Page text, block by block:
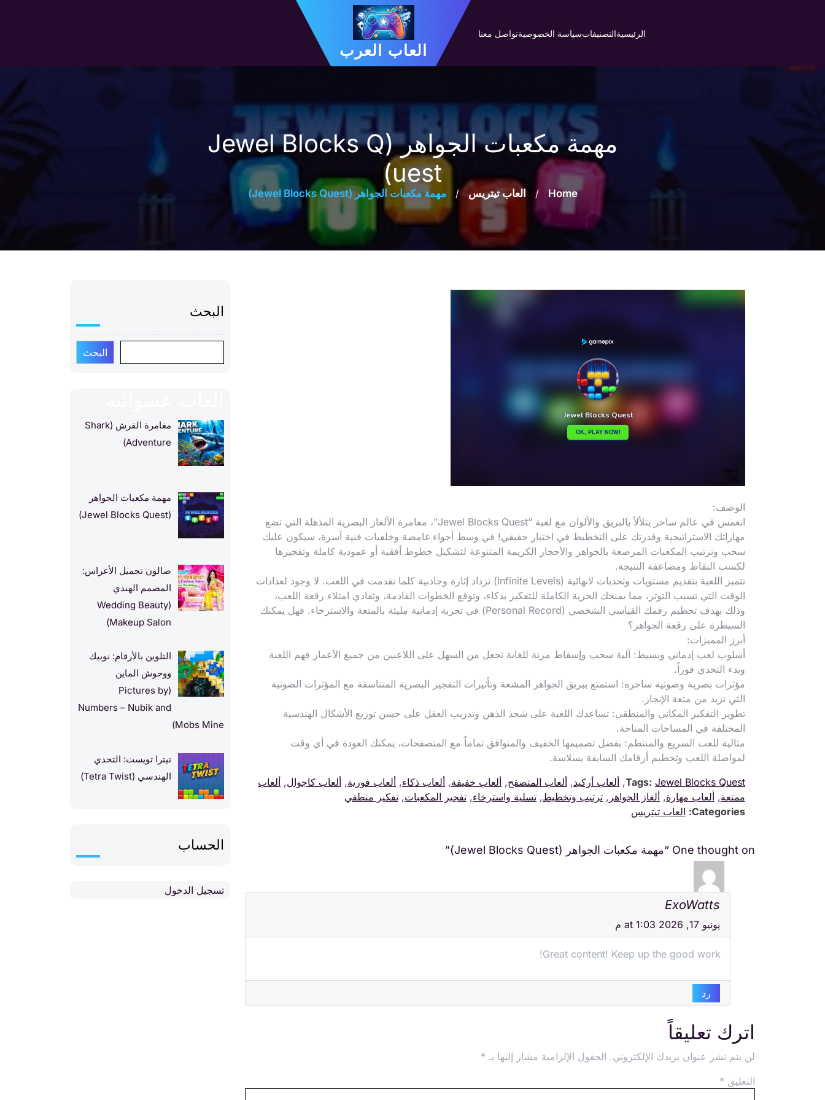
الرئيسيةالتصنيفاتسياسة الخصوصيةتواصل معنا
العاب العرب
مهمة مكعبات الجواهر (Jewel Blocks Q
uest)
Home
/ العاب تيتريس / مهمة مكعبات الجواهر (Jewel Blocks Quest)
الوصف:
انغمس في عالم ساحر يتلألأ بالبريق والألوان مع لعبة “Jewel Blocks Quest”، مغامرة الألغاز البصرية المذهلة التي تضع
مهاراتك الاستراتيجية وقدرتك على التخطيط في اختبار حقيقي! في وسط أجواء غامضة وخلفيات فنية آسرة، سيكون عليك
سحب وترتيب المكعبات المرصعة بالجواهر والأحجار الكريمة المتنوعة لتشكيل خطوط أفقية أو عمودية كاملة وتفجيرها
لكسب النقاط ومضاعفة النتيجة.
تتميز اللعبة بتقديم مستويات وتحديات لانهائية (Infinite Levels) تزداد إثارة وجاذبية كلما تقدمت في اللعب. لا وجود لعدادات
الوقت التي تسبب التوتر، مما يمنحك الحرية الكاملة للتفكير بذكاء، وتوقع الخطوات القادمة، وتفادي امتلاء رقعة اللعب،
وذلك بهدف تحطيم رقمك القياسي الشخصي (Personal Record) في تجربة إدمانية مليئة بالمتعة والاسترخاء. فهل يمكنك
السيطرة على رقعة الجواهر؟
أبرز المميزات:
أسلوب لعب إدماني وبسيط: آلية سحب وإسقاط مرنة للغاية تجعل من السهل على اللاعبين من جميع الأعمار فهم اللعبة
وبدء التحدي فوراً.
مؤثرات بصرية وصوتية ساحرة: استمتع ببريق الجواهر المشعة وتأثيرات التفجير البصرية المتناسقة مع المؤثرات الصوتية
التي تزيد من متعة الإنجاز.
تطوير التفكير المكاني والمنطقي: تساعدك اللعبة على شحذ الذهن وتدريب العقل على حسن توزيع الأشكال الهندسية
المختلفة في المساحات المتاحة.
مثالية للعب السريع والمنتظم: بفضل تصميمها الخفيف والمتوافق تماماً مع المتصفحات، يمكنك العودة في أي وقت
لمواصلة اللعب وتحطيم أرقامك السابقة بسلاسة.
Tags: Jewel Blocks Quest
, ألعاب أركيد, ألعاب المتصفح, ألعاب خفيفة, ألعاب ذكاء, ألعاب فورية, ألعاب كاجوال, ألعاب
ممتعة, ألعاب مهارة, ألغاز الجواهر , ترتيب وتخطيط, تسلية واسترخاء, تفجير المكعبات, تفكير منطقي
Categories: العاب تيتريس
One thought on “مهمة مكعبات الجواهر (Jewel Blocks Quest)”
ExoWatts
يونيو 17, 2026 at 1:03 م
Great content! Keep up the good work!
رد
اترك تعليقاً
لن يتم نشر عنوان بريدك الإلكتروني. الحقول الإلزامية مشار إليها بـ *
التعليق *
البحث
البحث
مغامرة القرش (Shark
Adventure)
مهمة مكعبات الجواهر
(Jewel Blocks Quest)
صالون تجميل الأعراس:
المصمم الهندي
(Wedding Beauty
Makeup Salon)
التلوين بالأرقام: نوبيك
ووحوش الماين
(Pictures by
Numbers – Nubik and
Mobs Mine)
تيترا تويست: التحدي
الهندسي (Tetra Twist)
الحساب
تسجيل الدخول